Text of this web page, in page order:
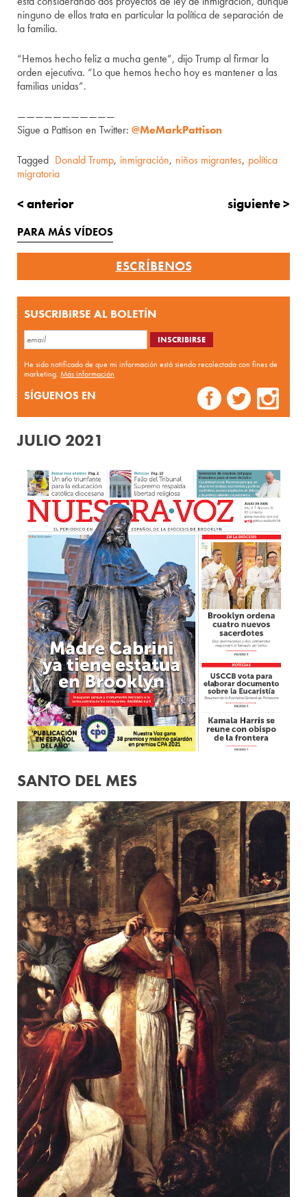
ninguno de ellos trata en particular la política de separación de
la familia.
“Hemos hecho feliz a mucha gente”, dijo Trump al firmar la
orden ejecutiva. “Lo que hemos hecho hoy es mantener a las
familias unidas”.
———————————
Sigue a Pattison en Twitter:@MeMarkPattison
Tagged Donald Trump, inmigración, niños migrantes, política
migratoria
< anterior siguiente >
PARA MÁS VÍDEOS
ESCRÍBENOS
SUSCRIBIRSE AL BOLETÍN
He sido notificado de que mi información está siendo recolectada con fines de
marketing.Más información
SÍGUENOS EN
JULIO 2021
SANTO DEL MES